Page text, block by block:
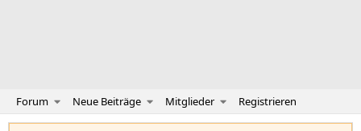
Forum Neue Beiträge Mitglieder Registrieren